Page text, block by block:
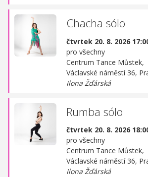
Chacha sólo
čtvrtek 20. 8. 2026
pro všechny
Centrum Tance Můstek,
Václavské náměstí 36,
Ilona Žďárská
Rumba sólo
čtvrtek 20. 8. 2026
pro všechny
Centrum Tance Můstek,
Václavské náměstí 36,
Ilona Žďárská